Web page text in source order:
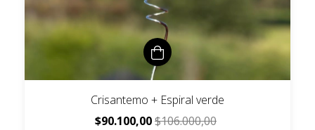
Crisantemo + Espiral verde
$90.100,00$106.000,00